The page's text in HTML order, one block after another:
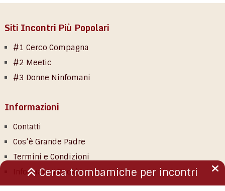
Cerca trombamiche per incontri
Siti Incontri Più Popolari
#1 Cerco Compagna
#2 Meetic
#3 Donne Ninfomani
Informazioni
Contatti
Cos’è Grande Padre
Termini e Condizioni
Informativa Cookie